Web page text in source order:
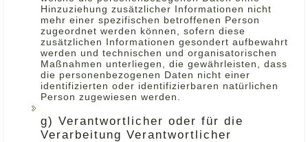
Hinzuziehung zusätzlicher Informationen nicht
mehr einer spezifischen betroffenen Person
zugeordnet werden können, sofern diese
zusätzlichen Informationen gesondert aufbewahrt
werden und technischen und organisatorischen
Maßnahmen unterliegen, die gewährleisten, dass
die personenbezogenen Daten nicht einer
identifizierten oder identifizierbaren natürlichen
Person zugewiesen werden.
g) Verantwortlicher oder für die
Verarbeitung Verantwortlicher